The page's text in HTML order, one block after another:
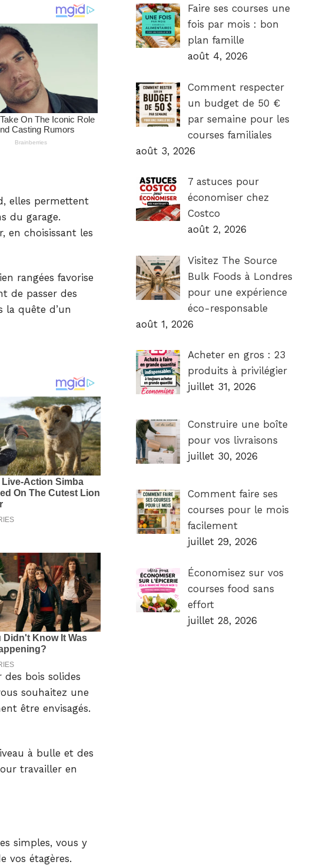
elles permettent
du garage.
en choisissant les
rangées favorise
de passer des
la quête d’un
bois solides
souhaitez une
être envisagés.
à bulle et des
travailler en
simples, vous y
vos étagères.
Faire ses courses une
fois par mois : bon
plan famille
août 4, 2026
Comment respecter
un budget de 50 €
par semaine pour les
courses familiales
août 3, 2026
7 astuces pour
économiser chez
Costco
août 2, 2026
Visitez The Source
Bulk Foods à Londres
pour une expérience
éco-responsable
août 1, 2026
Acheter en gros : 23
produits à privilégier
juillet 31, 2026
Construire une boîte
pour vos livraisons
juillet 30, 2026
Comment faire ses
courses pour le mois
facilement
juillet 29, 2026
Économisez sur vos
courses food sans
effort
juillet 28, 2026